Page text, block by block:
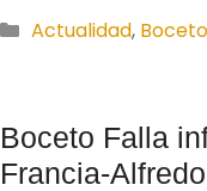
Categories
Actualidad,
Boceto Falla
Francia-